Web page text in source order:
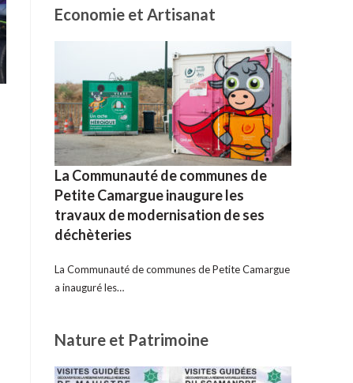
Economie et Artisanat
La Communauté de communes de
Petite Camargue inaugure les
travaux de modernisation de ses
déchèteries
La Communauté de communes de Petite Camargue
a inauguré les…
Nature et Patrimoine